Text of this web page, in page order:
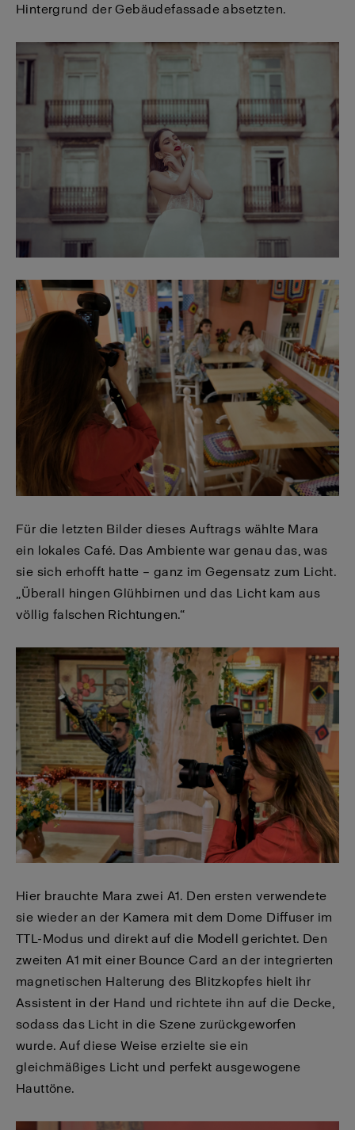
Hintergrund der Gebäudefassade absetzten.
Für die letzten Bilder dieses Auftrags wählte Mara
ein lokales Café. Das Ambiente war genau das, was
sie sich erhofft hatte – ganz im Gegensatz zum Licht.
„Überall hingen Glühbirnen und das Licht kam aus
völlig falschen Richtungen.“
Hier brauchte Mara zwei A1. Den ersten verwendete
sie wieder an der Kamera mit dem Dome Diffuser im
TTL-Modus und direkt auf die Modell gerichtet. Den
zweiten A1 mit einer Bounce Card an der integrierten
magnetischen Halterung des Blitzkopfes hielt ihr
Assistent in der Hand und richtete ihn auf die Decke,
sodass das Licht in die Szene zurückgeworfen
wurde. Auf diese Weise erzielte sie ein
gleichmäßiges Licht und perfekt ausgewogene
Hauttöne.